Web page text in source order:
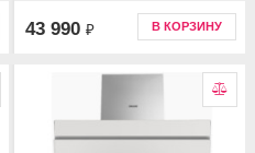
43 990 ₽ В КОРЗИНУ